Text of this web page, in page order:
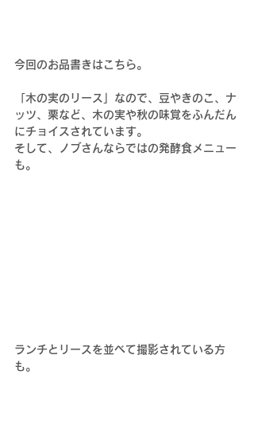
今回のお品書きはこちら。
「木の実のリース」なので、豆やきのこ、ナ
ッツ、栗など、木の実や秋の味覚をふんだん
にチョイスされています。
そして、ノブさんならではの発酵食メニュー
も。
ランチとリースを並べて撮影されている方
も。